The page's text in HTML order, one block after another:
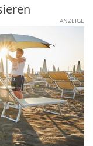
ANZEIGE